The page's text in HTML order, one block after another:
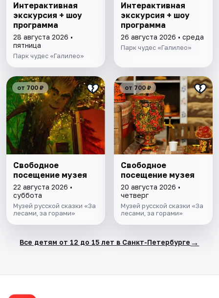
Интерактивная
экскурсия + шоу
программа
28 августа 2026 •
пятница
Парк чудес «Галилео»
Интерактивная
экскурсия + шоу
программа
26 августа 2026 • среда
Парк чудес «Галилео»
от 700 ₽
Свободное
посещение музея
22 августа 2026 •
суббота
Музей русской сказки «За
лесами, за горами»
от 700 ₽
Свободное
посещение музея
20 августа 2026 •
четверг
Музей русской сказки «За
лесами, за горами»
Все детям от 12 до 15 лет в Санкт-Петербурге →